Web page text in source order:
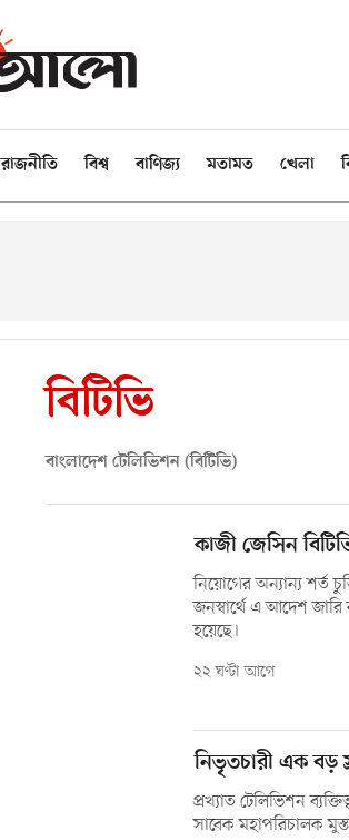
রাজনীতি বিশ্ব বাণিজ্য মতামত খেলা
বিটিভি
বাংলাদেশ টেলিভিশন (বিটিভি)
কাজী জেসিন
নিয়োগের অন্যান্য শর্ত
জনস্বার্থে এ আদেশ জারি
হয়েছে।
২২ ঘণ্টা আগে
নিভৃতচারী এক বড়
প্রখ্যাত টেলিভিশন
সাবেক মহাপরিচালক